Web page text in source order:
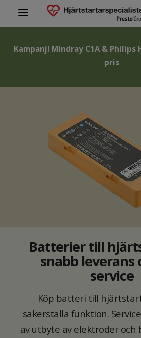
Varumärken hjärtstartare
Lär dig mer
Kontakta oss
Kampanj! Mindray C1A &
pris
Batterier till
snabb leverans
service
Köp batteri till
säkerställa funktion.
av utbyte av elektroder